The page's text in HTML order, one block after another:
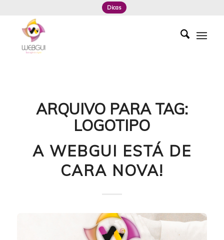
Dicas
ARQUIVO PARA TAG:
LOGOTIPO
A WEBGUI ESTÁ DE
CARA NOVA!